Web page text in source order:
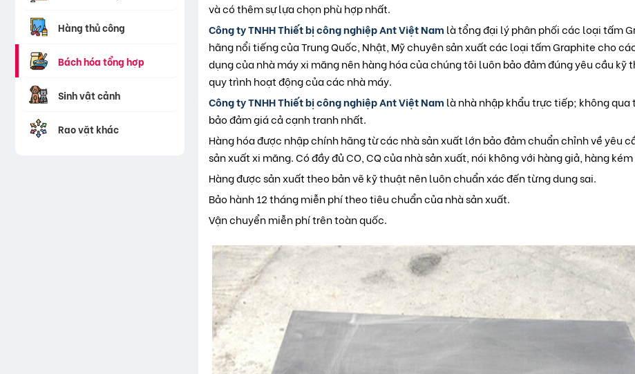
Hàng thủ công
Bách hóa tổng hợp
Sinh vật cảnh
Rao vặt khác
và có thêm sự lựa chọn phù hợp nhất.
Công ty TNHH Thiết bị công nghiệp Ant Việt Nam là tổng đại lý phân phối các loại tấm
hãng nổi tiếng của Trung Quốc, Nhật, Mỹ chuyên sản xuất các loại tấm Graphite cho
dụng của nhà máy xi măng nên hàng hóa của chúng tôi luôn bảo đảm đúng yêu cầu kỹ
quy trình hoạt động của các nhà máy.
Công ty TNHH Thiết bị công nghiệp Ant Việt Nam là nhà nhập khẩu trực tiếp; không qua
bảo đảm giá cả cạnh tranh nhất.
Hàng hóa được nhập chính hãng từ các nhà sản xuất lớn bảo đảm chuẩn chỉnh về yêu
sản xuất xi măng. Có đầy đủ CO, CQ của nhà sản xuất, nói không với hàng giả, hàng
Hàng được sản xuất theo bản vẽ kỹ thuật nên luôn chuẩn xác đến từng dung sai.
Bảo hành 12 tháng miễn phí theo tiêu chuẩn của nhà sản xuất.
Vận chuyển miễn phí trên toàn quốc.